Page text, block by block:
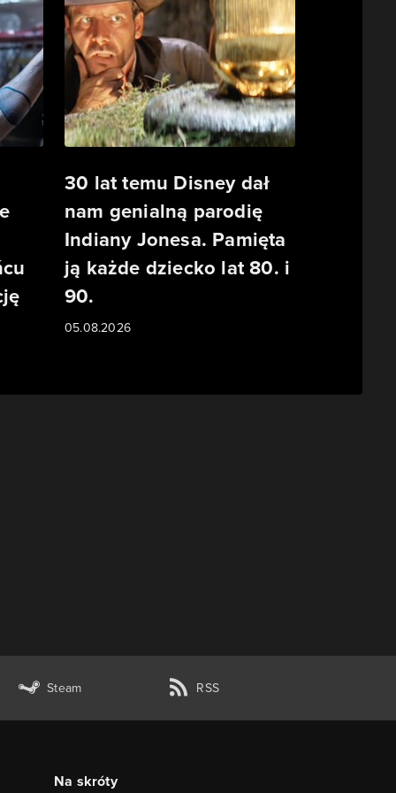
30 lat temu Disney dał
nam genialną parodię
Indiany Jonesa. Pamięta
ją każde dziecko lat 80. i
90.
05.08.2026
Steam RSS
Na skróty